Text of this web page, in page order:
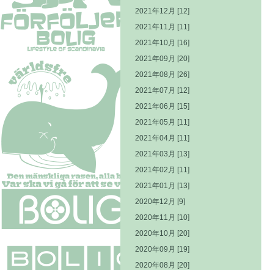
2021年12月 [12]
2021年11月 [11]
2021年10月 [16]
2021年09月 [20]
2021年08月 [26]
2021年07月 [12]
2021年06月 [15]
2021年05月 [11]
2021年04月 [11]
2021年03月 [13]
2021年02月 [11]
2021年01月 [13]
2020年12月 [9]
2020年11月 [10]
2020年10月 [20]
2020年09月 [19]
2020年08月 [20]